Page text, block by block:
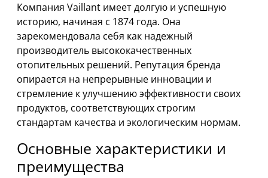
Компания Vaillant имеет долгую и успешную
историю, начиная с 1874 года. Она
зарекомендовала себя как надежный
производитель высококачественных
отопительных решений. Репутация бренда
опирается на непрерывные инновации и
стремление к улучшению эффективности своих
продуктов, соответствующих строгим
стандартам качества и экологическим нормам.
Основные характеристики и
преимущества